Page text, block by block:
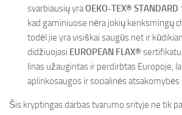
svarbiausių yraOEKO-TEX® STANDARD
kad gaminiuose nėra jokių kenksmingų
todėl jie yra visiškai saugūs net ir
didžiuojasi EUROPEAN FLAX®
linas užaugintas ir perdirbtas Europoje,
aplinkosaugos ir socialinės atsakomybės
Šis kryptingas darbas tvarumo srityje ne tik